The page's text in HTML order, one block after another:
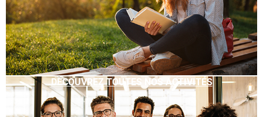
DÉCOUVREZ TOUTES NOS ACTIVITÉS